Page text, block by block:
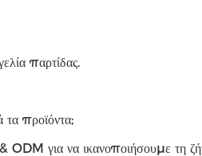
παρτίδας.
προϊόντα;
για να ικανοποιήσουμε τη